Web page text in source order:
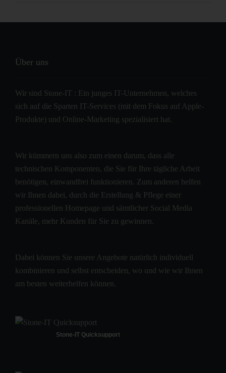
Über uns
Wir sind Stone-IT : Ein junges IT-Unternehmen, welches
sich auf die Sparten IT-Services (mit dem Fokus auf Apple-
Produkte) und Online-Marketing spezialisiert hat.
Wir kümmern uns also zum einen darum, dass alle
technischen Komponenten, die Sie für Ihre tägliche Arbeit
benötigen, einwandfrei funktionieren. Zum anderen helfen
wir Ihnen dabei, durch die Erstellung & Pflege einer
professionellen Homepage und sämtlicher Social Media
Kanäle, mehr Kunden für Sie zu gewinnen.
Dabei können Sie unsere Angebote natürlich individuell
kombinieren und selbst entscheiden, wo und wie wir Ihnen
am besten weiterhelfen können.
Stone-IT Quicksupport